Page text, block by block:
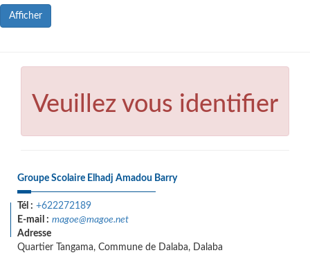
Afficher
Veuillez vous identifier
Groupe Scolaire Elhadj Amadou Barry
Tél : +622272189
E-mail : magoe@magoe.net
Adresse
Quartier Tangama, Commune de Dalaba, Dalaba